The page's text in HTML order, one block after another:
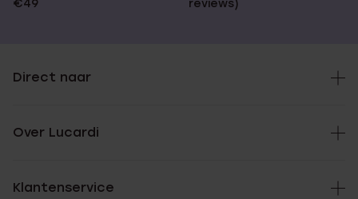
€49
reviews)
Direct naar
Over Lucardi
Klantenservice